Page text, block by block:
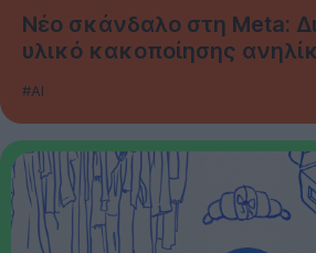
Νέο σκάνδαλο στη Meta:
υλικό κακοποίησης
#AI